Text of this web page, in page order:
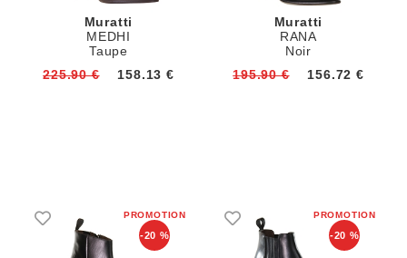
Muratti
MEDHI
Taupe
225.90 €
158.13 €
Muratti
RANA
Noir
195.90 €
156.72 €
-20 % -20 %